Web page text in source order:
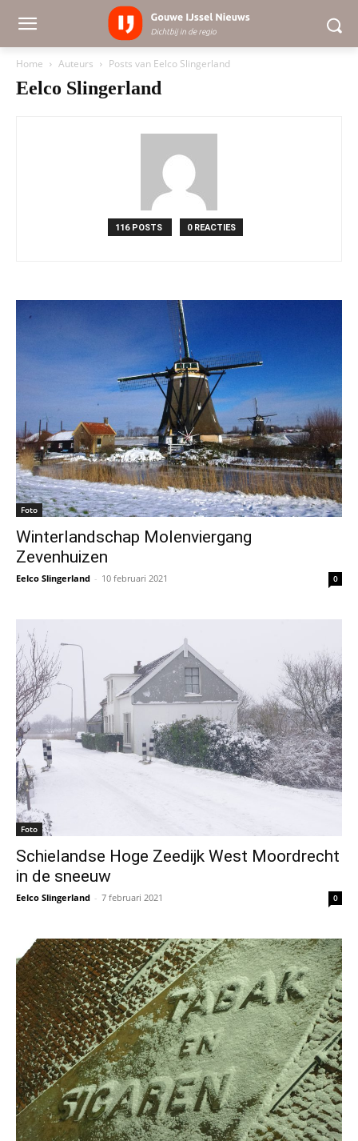
Home Auteurs Posts van Eelco Slingerland
Eelco Slingerland
116 POSTS 0 REACTIES
Foto
Winterlandschap Molenviergang
Zevenhuizen
Eelco Slingerland - 10 februari 2021 0
Foto
Schielandse Hoge Zeedijk West Moordrecht
in de sneeuw
Eelco Slingerland - 7 februari 2021 0